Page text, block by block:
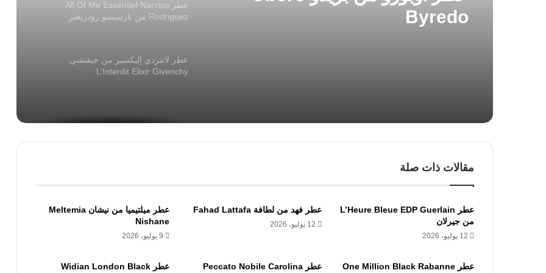
Byredo
عطر All Of Me Essentiel Narciso
Rodriguez من نارسيسو رودريغيز
عطر لانتردي إليكسير من جيفنشي
L’Interdit Elixir Givenchy
مقالات ذات صلة
عطر L’Heure Bleue EDP Guerlain
من جيرلان
12 يوليو، 2026
عطر فهد من لطافة Fahad Lattafa
12 يوليو، 2026
عطر ميلتيميا من نيشان Meltemia
Nishane
9 يوليو، 2026
عطر One Million Black Rabanne عطر Peccato Nobile Carolina عطر Widian London Black